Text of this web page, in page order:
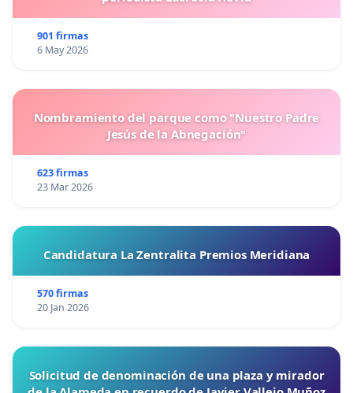
901 firmas
6 May 2026
Nombramiento del parque como "Nuestro Padre
Jesús de la Abnegación"
623 firmas
23 Mar 2026
Candidatura La Zentralita Premios Meridiana
570 firmas
20 Jan 2026
Solicitud de denominación de una plaza y mirador